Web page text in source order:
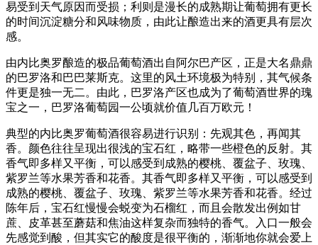
易受到天气原因而受损；利则是漫长的成熟期让葡萄拥有更长
的时间沉淀糖分和风味物质，由此让酿造出来的酒更具有层次
感。
由内比奥罗酿造的极品葡萄酒出自阿尔巴产区，正是大名鼎鼎
的巴罗洛和巴巴莱斯克。这里的风土环境极为特别，其气候条
件更是独一无二。由此，巴罗洛产区也成为了葡萄酒世界的瑰
宝之一，巴罗洛葡萄园一公顷就价值几百万欧元！
典型的内比奥罗葡萄酒很容易进行识别：先观其色，再闻其
香。颜色往往呈现出很浅的宝石红，略带一些橙色的反射。其
香气即多样又平衡，可以感受到成熟的樱桃、覆盆子、玫瑰、
紫罗兰等水果芳香和花香。其香气即多样又平衡，可以感受到
成熟的樱桃、覆盆子、玫瑰、紫罗兰等水果芳香和花香。经过
陈年后，宝石红慢慢会蜕变为石榴红，而且会散发出例如甘
蔗、皮革甚至蘑菇和焦油这样复杂而独特的香气。入口一般会
先感觉到酸，但其实它的酸度是很平衡的，渐渐地你就会爱上